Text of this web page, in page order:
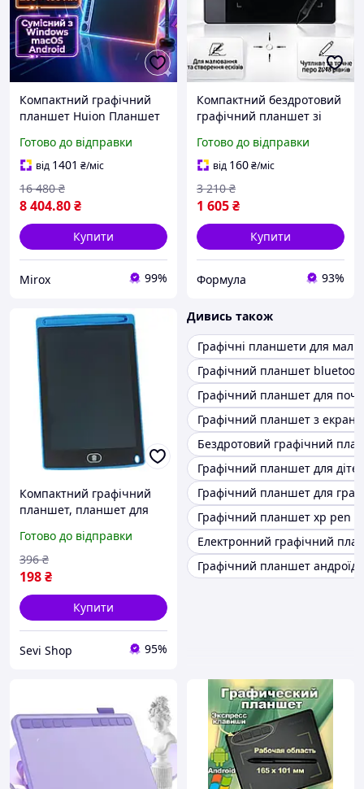
Компактний графічний
планшет Huion Планшет
Bluetooth 5.0 Цифрове
малювання 5080 LPI
Готово до відправки
від 1401 ₴/міс
8 404.80₴
16 480 ₴
Купити
Mirox 99%
Компактний бездротовий
графічний планшет зі
з USB/4 × 2,23", Графічний
планшет для анімації
Готово до відправки
від 160₴/міс
1 605₴
3 210 ₴
Купити
Формула 93%
Компактний графічний
планшет, планшет для
нотаток і роботи з
графікою
Готово до відправки
198₴
396 ₴
Купити
Sevi Shop 95%
Дивись також
Графічні планшети для
Графічний планшет
Графічний планшет для
Графічний планшет з
Бездротовий графічний
Графічний планшет для
Графічний планшет для
Графічний планшет xp pen
Електронний графічний
Графічний планшет андроїд